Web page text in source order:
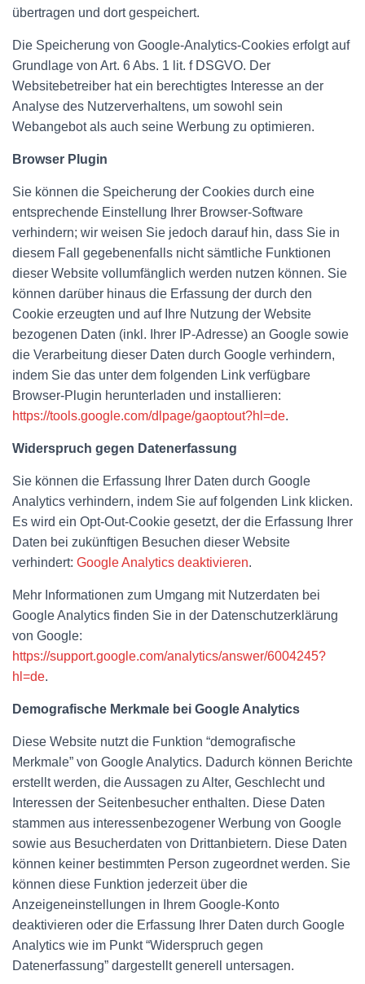
übertragen und dort gespeichert.
Die Speicherung von Google-Analytics-Cookies erfolgt auf
Grundlage von Art. 6 Abs. 1 lit. f DSGVO. Der
Websitebetreiber hat ein berechtigtes Interesse an der
Analyse des Nutzerverhaltens, um sowohl sein
Webangebot als auch seine Werbung zu optimieren.
Browser Plugin
Sie können die Speicherung der Cookies durch eine
entsprechende Einstellung Ihrer Browser-Software
verhindern; wir weisen Sie jedoch darauf hin, dass Sie in
diesem Fall gegebenenfalls nicht sämtliche Funktionen
dieser Website vollumfänglich werden nutzen können. Sie
können darüber hinaus die Erfassung der durch den
Cookie erzeugten und auf Ihre Nutzung der Website
bezogenen Daten (inkl. Ihrer IP-Adresse) an Google sowie
die Verarbeitung dieser Daten durch Google verhindern,
indem Sie das unter dem folgenden Link verfügbare
Browser-Plugin herunterladen und installieren:
https://tools.google.com/dlpage/gaoptout?hl=de.
Widerspruch gegen Datenerfassung
Sie können die Erfassung Ihrer Daten durch Google
Analytics verhindern, indem Sie auf folgenden Link klicken.
Es wird ein Opt-Out-Cookie gesetzt, der die Erfassung Ihrer
Daten bei zukünftigen Besuchen dieser Website
verhindert: Google Analytics deaktivieren.
Mehr Informationen zum Umgang mit Nutzerdaten bei
Google Analytics finden Sie in der Datenschutzerklärung
von Google:
https://support.google.com/analytics/answer/6004245?
hl=de.
Demografische Merkmale bei Google Analytics
Diese Website nutzt die Funktion “demografische
Merkmale” von Google Analytics. Dadurch können Berichte
erstellt werden, die Aussagen zu Alter, Geschlecht und
Interessen der Seitenbesucher enthalten. Diese Daten
stammen aus interessenbezogener Werbung von Google
sowie aus Besucherdaten von Drittanbietern. Diese Daten
können keiner bestimmten Person zugeordnet werden. Sie
können diese Funktion jederzeit über die
Anzeigeneinstellungen in Ihrem Google-Konto
deaktivieren oder die Erfassung Ihrer Daten durch Google
Analytics wie im Punkt “Widerspruch gegen
Datenerfassung” dargestellt generell untersagen.